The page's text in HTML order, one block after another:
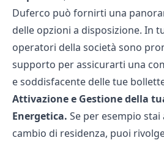
Duferco può fornirti una
delle opzioni a disposizione. In
operatori della società sono
supporto per assicurarti una
e soddisfacente delle tue
Attivazione e Gestione della
Energetica. Se per esempio
cambio di residenza, puoi